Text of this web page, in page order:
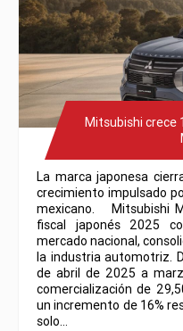
Mitsubishi crece
La marca japonesa
crecimiento impulsado
mexicano. Mitsubishi
fiscal japonés 2025
mercado nacional,
la industria automotriz.
de abril de 2025 a
comercialización de
un incremento de 16%
solo…